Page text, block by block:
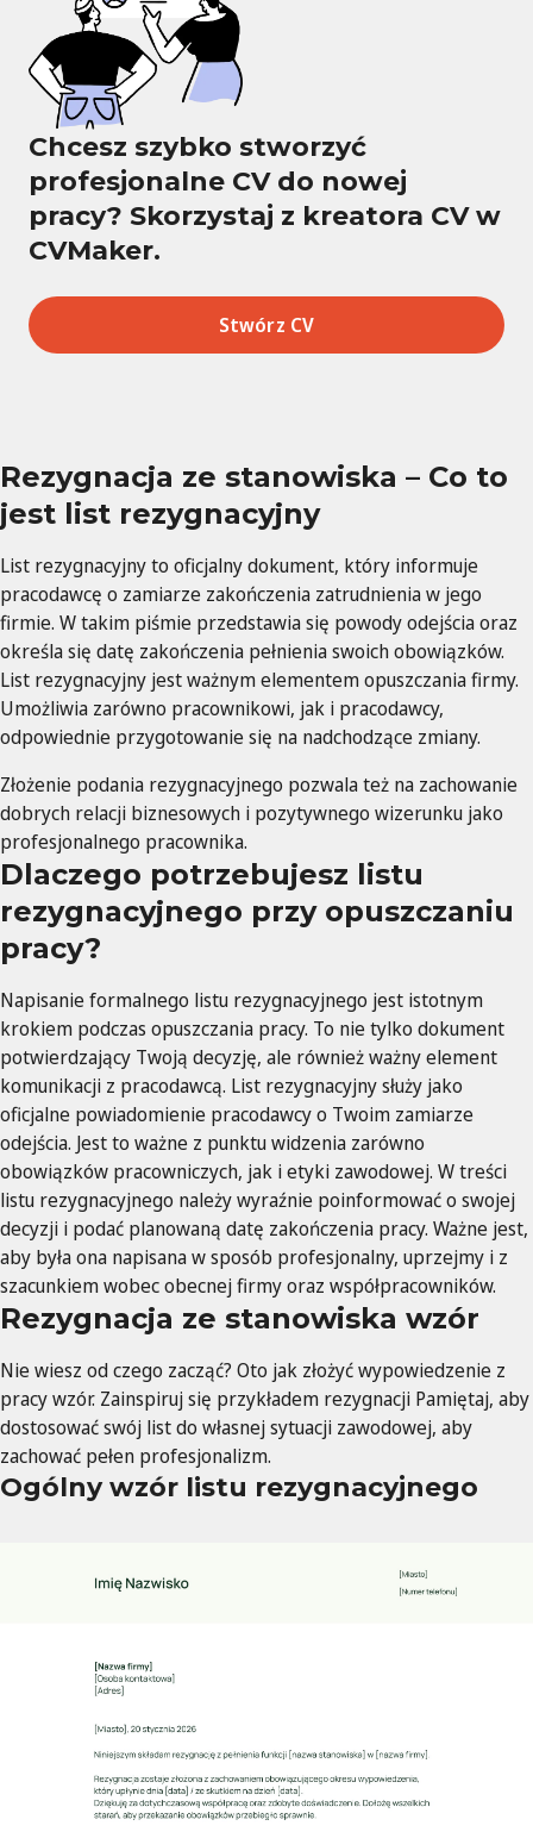
Chcesz szybko stworzyć
profesjonalne CV do nowej
pracy? Skorzystaj z kreatora CV w
CVMaker.
Stwórz CV
Rezygnacja ze stanowiska – Co to
jest list rezygnacyjny
List rezygnacyjny to oficjalny dokument, który informuje
pracodawcę o zamiarze zakończenia zatrudnienia w jego
firmie. W takim piśmie przedstawia się powody odejścia oraz
określa się datę zakończenia pełnienia swoich obowiązków.
List rezygnacyjny jest ważnym elementem opuszczania firmy.
Umożliwia zarówno pracownikowi, jak i pracodawcy,
odpowiednie przygotowanie się na nadchodzące zmiany.
Złożenie podania rezygnacyjnego pozwala też na zachowanie
dobrych relacji biznesowych i pozytywnego wizerunku jako
profesjonalnego pracownika.
Dlaczego potrzebujesz listu
rezygnacyjnego przy opuszczaniu
pracy?
Napisanie formalnego listu rezygnacyjnego jest istotnym
krokiem podczas opuszczania pracy. To nie tylko dokument
potwierdzający Twoją decyzję, ale również ważny element
komunikacji z pracodawcą. List rezygnacyjny służy jako
oficjalne powiadomienie pracodawcy o Twoim zamiarze
odejścia. Jest to ważne z punktu widzenia zarówno
obowiązków pracowniczych, jak i etyki zawodowej. W treści
listu rezygnacyjnego należy wyraźnie poinformować o swojej
decyzji i podać planowaną datę zakończenia pracy. Ważne jest,
aby była ona napisana w sposób profesjonalny, uprzejmy i z
szacunkiem wobec obecnej firmy oraz współpracowników.
Rezygnacja ze stanowiska wzór
Nie wiesz od czego zacząć? Oto jak złożyć wypowiedzenie z
pracy wzór. Zainspiruj się przykładem rezygnacji Pamiętaj, aby
dostosować swój list do własnej sytuacji zawodowej, aby
zachować pełen profesjonalizm.
Ogólny wzór listu rezygnacyjnego